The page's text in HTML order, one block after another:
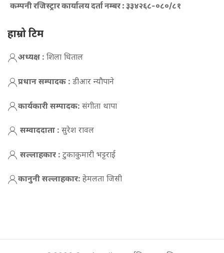
कम्पनी रजिस्ट्रार कार्यालय दर्ता नम्बर : ३३४२६८-०८०/८१
हाम्रो टिम
अध्यक्ष : शिला धिताल
प्रधान सम्पादक : डीआर न्याैपाने
कार्यकारी सम्पादक: संगीता थापा
सम्वाददाता : सुरेश रावल
सल्लाहकार : टुकाकुमारी भट्टराई
कानुनी सल्लाहकार: हेमलता जिसी